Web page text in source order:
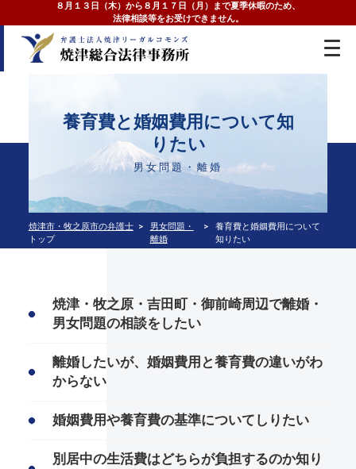
８月１３日（木）から８月１７日（月）まで夏季休暇のため、
法律相談等をお受けできません。
養育費と婚姻費用について知
りたい
男女問題・離婚
焼津市・牧之原市の弁護士
トップ
男女問題・
離婚
養育費と婚姻費用について
知りたい
焼津・牧之原・吉田町・御前崎周辺で離婚・
男女問題の相談をしたい
離婚したいが、婚姻費用と養育費の違いがわ
からない
婚姻費用や養育費の基準についてしりたい
別居中の生活費はどちらが負担するのか知り